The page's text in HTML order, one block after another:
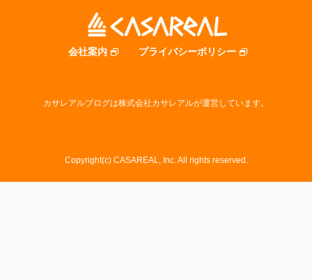
会社案内 プライバシーポリシー
カサレアルブログは株式会社カサレアルが運営しています。
Copyright(c) CASAREAL, Inc. All rights reserved.